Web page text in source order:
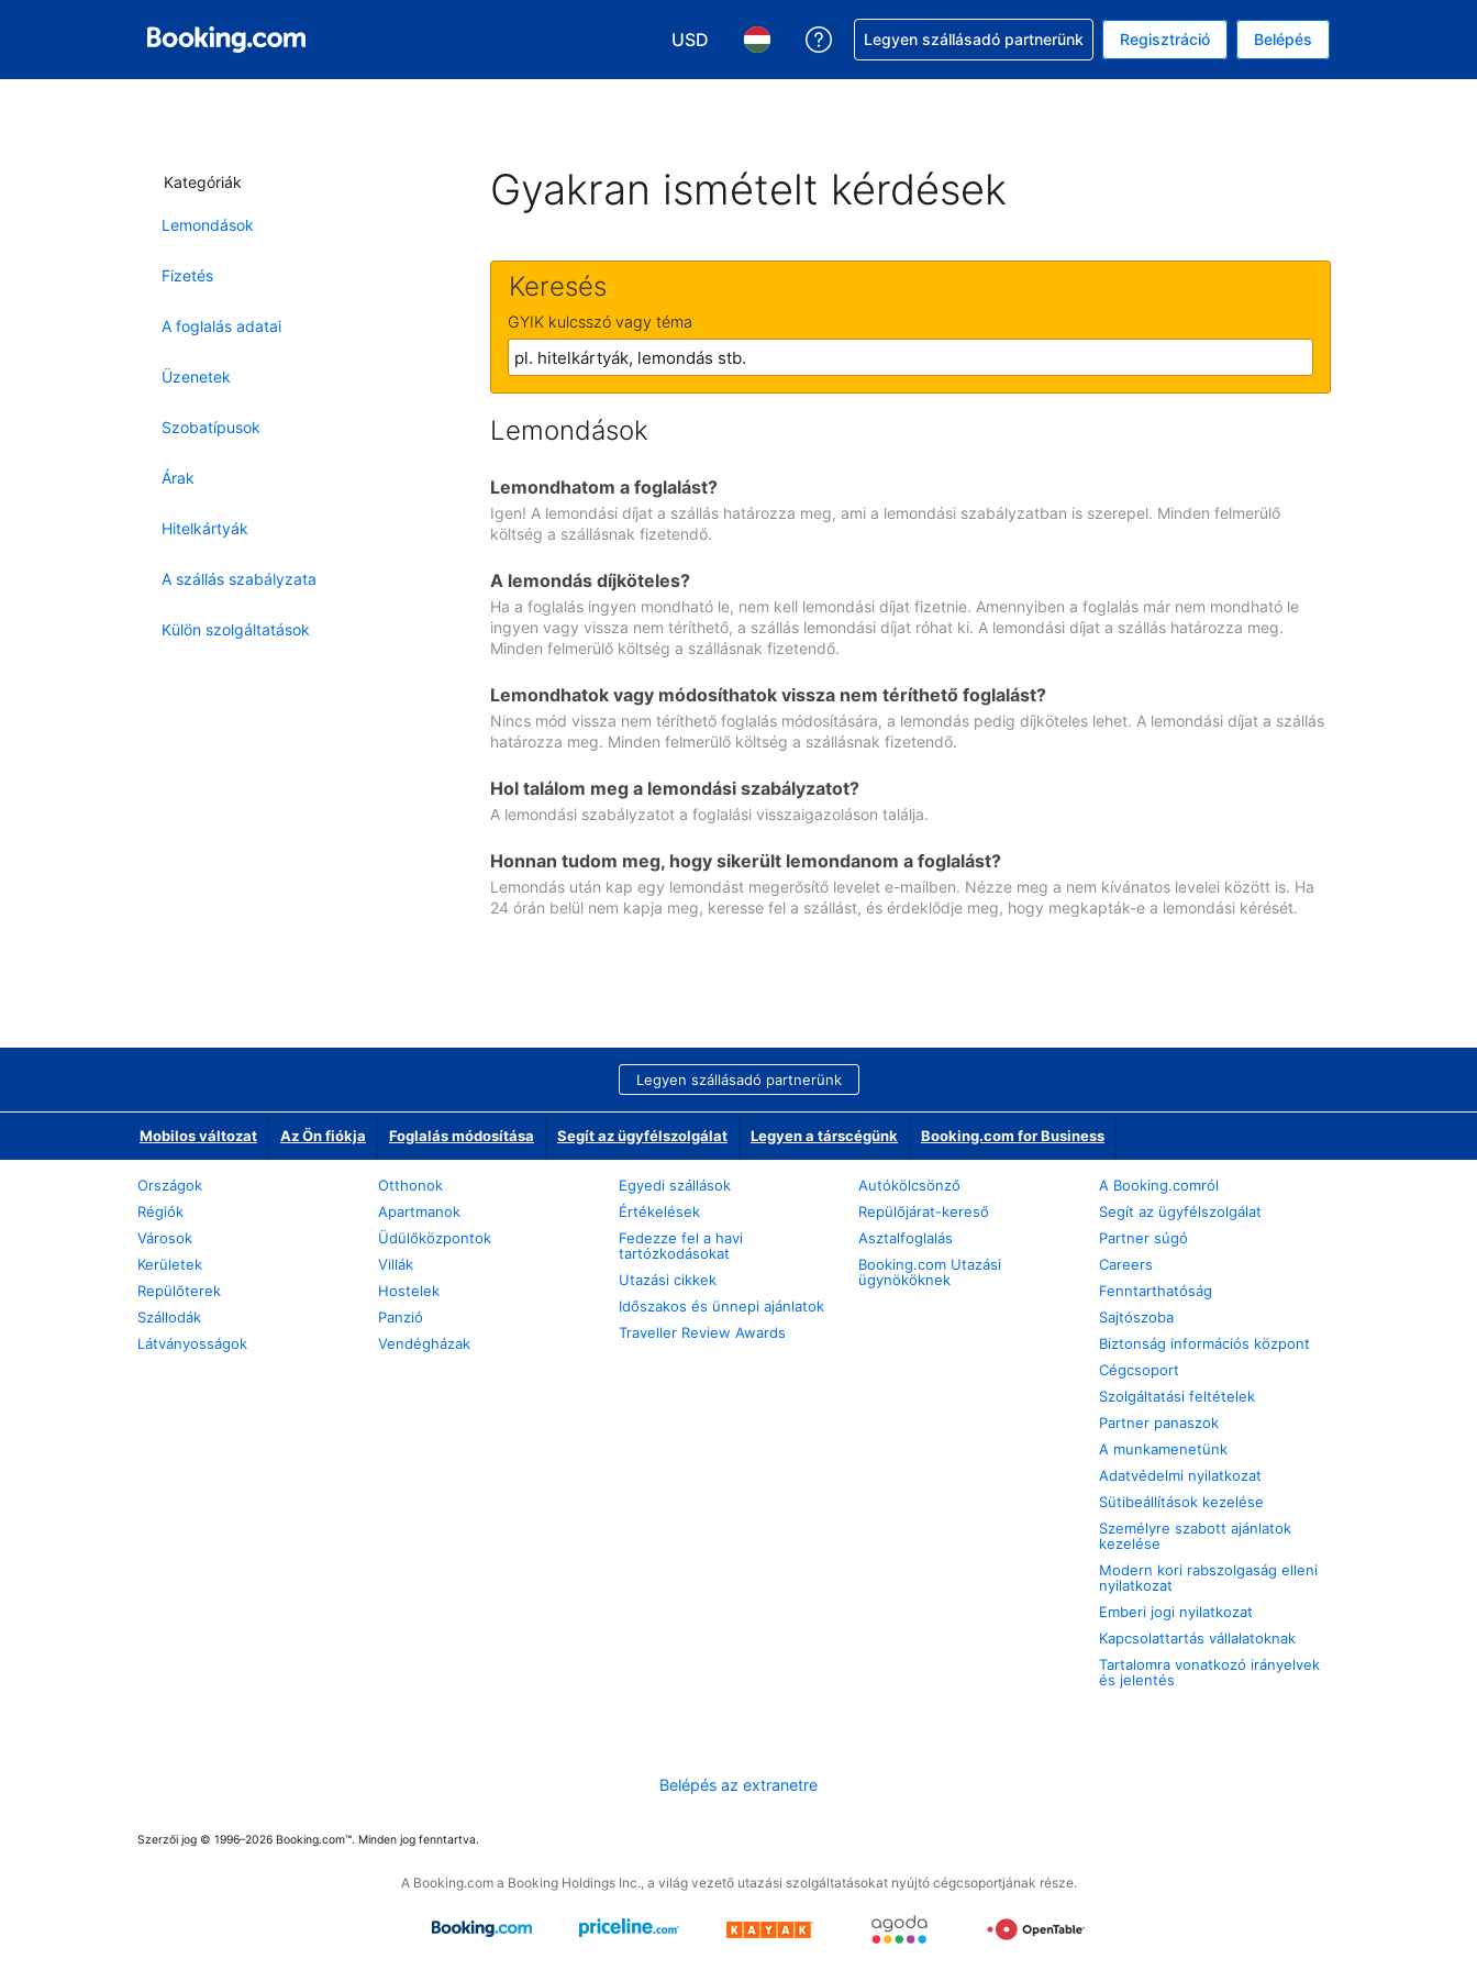
USD
Válasszon pénznemet. Jelenlegi kiválasztott pénznem: amerikai dollár
Válasszon nyelvet. Jelenleg kiválasztott nyelv: Magyar
Segítség a foglalással
Legyen szállásadó partnerünk Regisztráció Belépés
Kategóriák
Lemondások
Fizetés
A foglalás adatai
Üzenetek
Szobatípusok
Árak
Hitelkártyák
A szállás szabályzata
Külön szolgáltatások
Gyakran ismételt kérdések
Keresés
GYIK kulcsszó vagy téma
Lemondások
Lemondhatom a foglalást?
Igen! A lemondási díjat a szállás határozza meg, ami a lemondási szabályzatban is szerepel. Minden felmerülő
költség a szállásnak fizetendő.
A lemondás díjköteles?
Ha a foglalás ingyen mondható le, nem kell lemondási díjat fizetnie. Amennyiben a foglalás már nem mondható le
ingyen vagy vissza nem téríthető, a szállás lemondási díjat róhat ki. A lemondási díjat a szállás határozza meg.
Minden felmerülő költség a szállásnak fizetendő.
Lemondhatok vagy módosíthatok vissza nem téríthető foglalást?
Nincs mód vissza nem téríthető foglalás módosítására, a lemondás pedig díjköteles lehet. A lemondási díjat a szállás
határozza meg. Minden felmerülő költség a szállásnak fizetendő.
Hol találom meg a lemondási szabályzatot?
A lemondási szabályzatot a foglalási visszaigazoláson találja.
Honnan tudom meg, hogy sikerült lemondanom a foglalást?
Lemondás után kap egy lemondást megerősítő levelet e-mailben. Nézze meg a nem kívánatos levelei között is. Ha
24 órán belül nem kapja meg, keresse fel a szállást, és érdeklődje meg, hogy megkapták-e a lemondási kérését.
Legyen szállásadó partnerünk
Mobilos változat Az Ön fiókja Foglalás módosítása Segít az ügyfélszolgálat Legyen a társcégünk Booking.com for Business
Országok
Régiók
Városok
Kerületek
Repülőterek
Szállodák
Látványosságok
Otthonok
Apartmanok
Üdülőközpontok
Villák
Hostelek
Panzió
Vendégházak
Egyedi szállások
Értékelések
Fedezze fel a havi
tartózkodásokat
Utazási cikkek
Időszakos és ünnepi ajánlatok
Traveller Review Awards
Autókölcsönző
Repülőjárat-kereső
Asztalfoglalás
Booking.com Utazási
ügynököknek
A Booking.comról
Segít az ügyfélszolgálat
Partner súgó
Careers
Fenntarthatóság
Sajtószoba
Biztonság információs központ
Cégcsoport
Szolgáltatási feltételek
Partner panaszok
A munkamenetünk
Adatvédelmi nyilatkozat
Sütibeállítások kezelése
Személyre szabott ajánlatok
kezelése
Modern kori rabszolgaság elleni
nyilatkozat
Emberi jogi nyilatkozat
Kapcsolattartás vállalatoknak
Tartalomra vonatkozó irányelvek
és jelentés
Belépés az extranetre
Szerzői jog © 1996–2026 Booking.com™. Minden jog fenntartva.
A Booking.com a Booking Holdings Inc., a világ vezető utazási szolgáltatásokat nyújtó cégcsoportjának része.